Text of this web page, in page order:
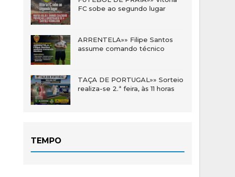
FC sobe ao segundo lugar
ARRENTELA»» Filipe Santos
assume comando técnico
TAÇA DE PORTUGAL»» Sorteio
realiza-se 2.ª feira, às 11 horas
TEMPO